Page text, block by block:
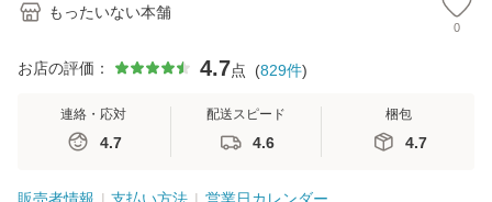
もったいない本舗
0
お店の評価： 4.7点 (829件)
連絡・応対
4.7
配送スピード
4.6
梱包
4.7